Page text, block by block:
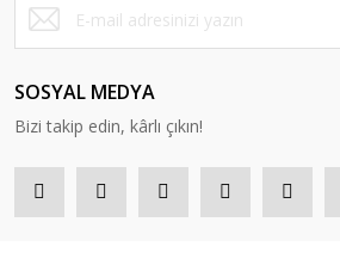
SOSYAL MEDYA
Bizi takip edin, kârlı çıkın!